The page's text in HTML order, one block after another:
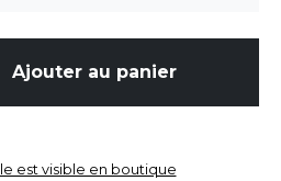
Ajouter au panier
est visible en boutique